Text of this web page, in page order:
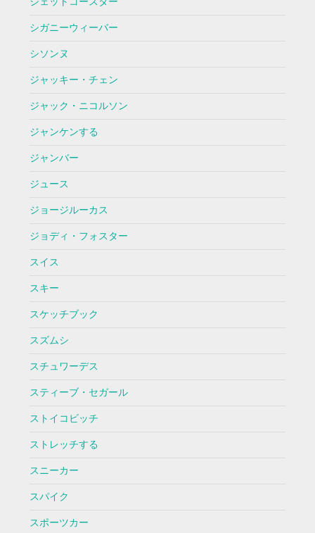
シガニーウィーバー
シソンヌ
ジャッキー・チェン
ジャック・ニコルソン
ジャンケンする
ジャンバー
ジュース
ジョージルーカス
ジョディ・フォスター
スイス
スキー
スケッチブック
スズムシ
スチュワーデス
スティーブ・セガール
ストイコビッチ
ストレッチする
スニーカー
スパイク
スポーツカー